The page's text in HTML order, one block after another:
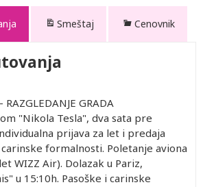
Smeštaj Cenovnik
RAZGLEDANJE GRADA
"Nikola Tesla", dva sata pre
prijava za let i predaja
formalnosti. Poletanje aviona
WIZZ Air). Dolazak u Pariz,
u 15:10h. Pasoške i carinske